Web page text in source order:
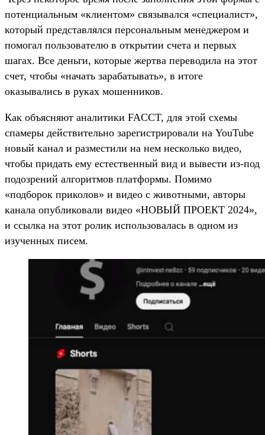
потенциальным «клиентом» связывался «специалист»,
который представлялся персональным менеджером и
помогал пользователю в открытии счета и первых
шагах. Все деньги, которые жертва переводила на этот
счет, чтобы «начать зарабатывать», в итоге
оказывались в руках мошенников.
Как объясняют аналитики FACCT, для этой схемы
спамеры действительно зарегистрировали на YouTube
новый канал и разместили на нем несколько видео,
чтобы придать ему естественный вид и вывести из-под
подозрений алгоритмов платформы. Помимо
«подборок приколов» и видео с животными, авторы
канала опубликовали видео «НОВЫЙ ПРОЕКТ 2024»,
и ссылка на этот ролик использовалась в одном из
изученных писем.